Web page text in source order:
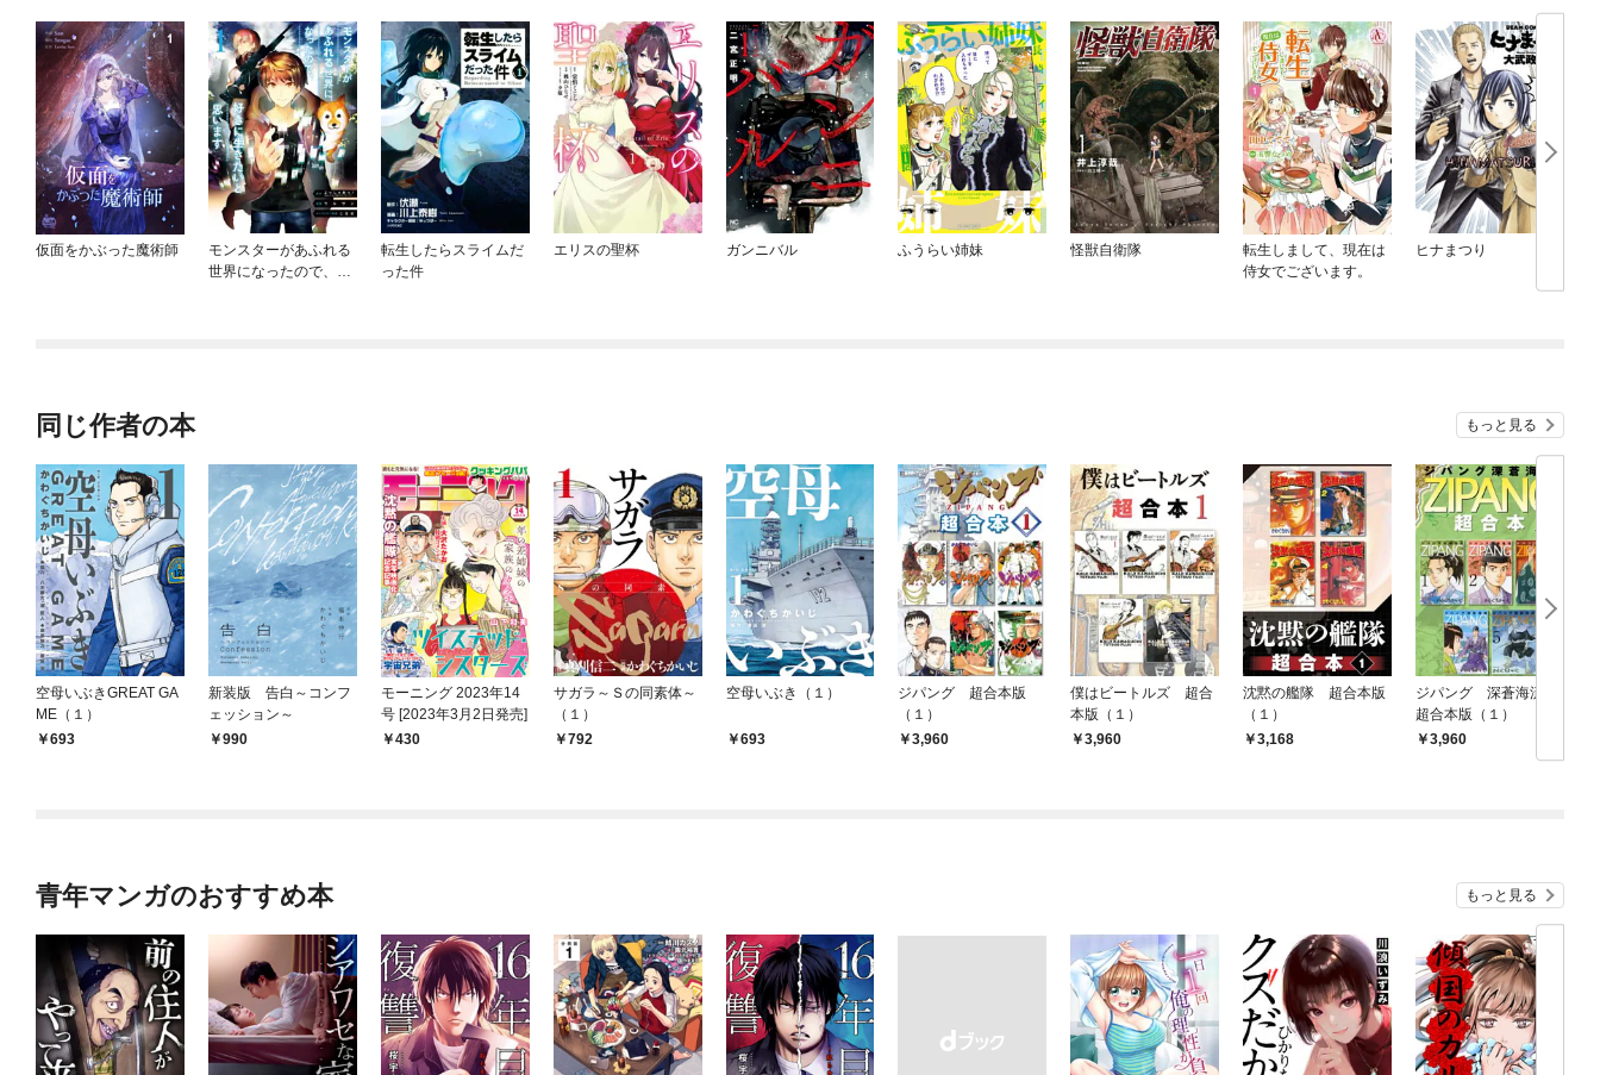
仮面をかぶった魔術師
モンスターがあふれる
世界になったので、好
転生したらスライムだ
った件
エリスの聖杯 ガンニバル ふうらい姉妹 怪獣自衛隊
転生しまして、現在は
侍女でございます。
ヒナまつり
同じ作者の本 もっと見る
空母いぶきGREAT GA
ME（１）
693
新装版 告白～コンフ
ェッション～
990
モーニング 2023年14
号 [2023年3月2日発売]
430
サガラ～Ｓの同素体～
（１）
792
空母いぶき（１）
693
ジパング 超合本版
（１）
3,960
僕はビートルズ 超合
本版（１）
3,960
沈黙の艦隊 超合本版
（１）
3,168
ジパング 深蒼海流
超合本版（１）
3,960
青年マンガのおすすめ本 もっと見る